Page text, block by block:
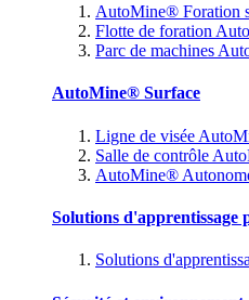
AutoMine® Foration
Flotte de foration
Parc de machines
AutoMine® Surface
Ligne de visée
Salle de contrôle
AutoMine®
Solutions d'apprentissage
Solutions